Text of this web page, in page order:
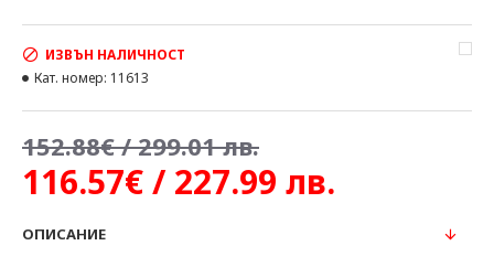
116.57€ / 227.99 лв.
152.88€ / 299.01 лв.
ИЗВЪН НАЛИЧНОСТ
Кат. номер: 11613
ОПИСАНИЕ